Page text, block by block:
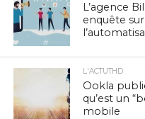
L’agence
enquête
L'ACTUTHD
Ookla
qu’est un
mobile